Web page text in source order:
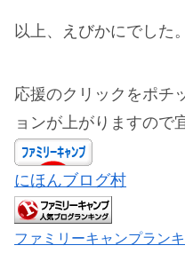
以上、えびかにでした。
応援のクリックをポチ
ョンが上がりますので
にほんブログ村
ファミリーキャンプラン